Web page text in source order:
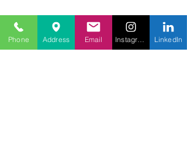
Phone Address Email LinkedIn